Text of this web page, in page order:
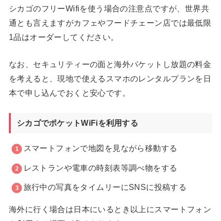
シカゴのフリーWifiを使う場合の注意点ですが、世界共
通とも言えますがカフェやフードチェーン店では最低限
1品はオーダーしてください。
なお、セキュリティーの面と海外パケットし放題の料金
を考えると、現地で使えるスマホのレンタルプランを日
本で申し込んでおくと安心です。
シカゴでポケットWiFiを利用する
スマートフォンで地図を見ながら移動する
レストランや電車の時刻表等調べ物をする
旅行中の写真をタイムリーにSNSに投稿する
海外に行く場合は日本にいるとき以上にスマートフォン